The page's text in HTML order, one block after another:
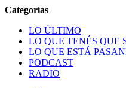
LO ÚLTIMO
LO QUE TENÉS QUE
LO QUE ESTÁ
PODCAST
RADIO